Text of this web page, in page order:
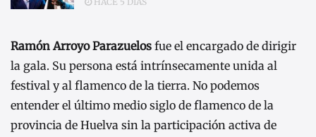
Ramón Arroyo Parazuelos fue el encargado de dirigir
la gala. Su persona está intrínsecamente unida al
festival y al flamenco de la tierra. No podemos
entender el último medio siglo de flamenco de la
provincia de Huelva sin la participación activa de